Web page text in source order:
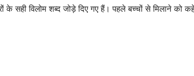
सही विलोम शब्द जोड़े दिए गए हैं। पहले बच्चों से मिलाने को